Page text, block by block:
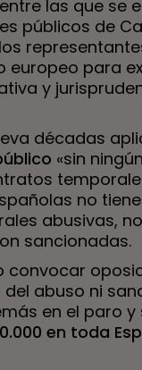
las que se
públicos de
europeo para
y
décadas
«sin
no
abusivas,
sancionadas.
convocar
abuso ni
en el paro y
en toda